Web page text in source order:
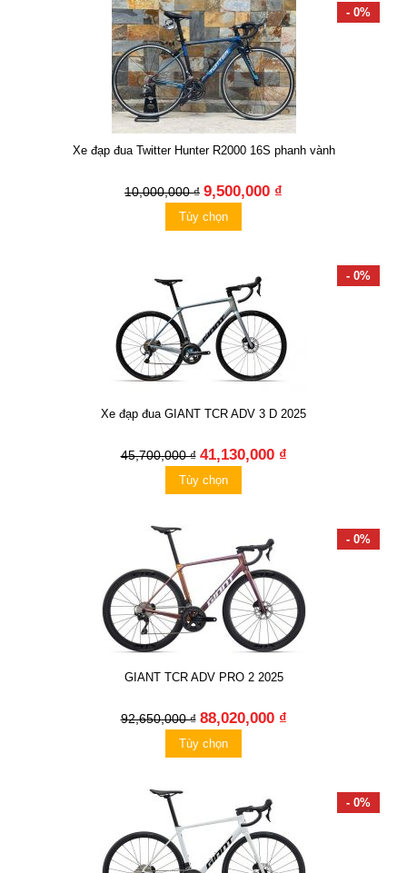
- 0%
Xe đạp đua Twitter Hunter R2000 16S phanh vành
10,000,000 ₫ 9,500,000 ₫
Tùy chọn
- 0%
Xe đạp đua GIANT TCR ADV 3 D 2025
45,700,000 ₫ 41,130,000 ₫
Tùy chọn
- 0%
GIANT TCR ADV PRO 2 2025
92,650,000 ₫ 88,020,000 ₫
Tùy chọn
- 0%